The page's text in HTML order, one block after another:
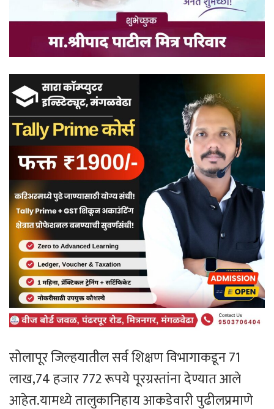
सोलापूर जिल्हयातील सर्व शिक्षण विभागाकडून 71
लाख,74 हजार 772 रूपये पूरग्रस्तांना देण्यात आले
आहेत.यामध्ये तालुकानिहाय आकडेवारी पुढीलप्रमाणे